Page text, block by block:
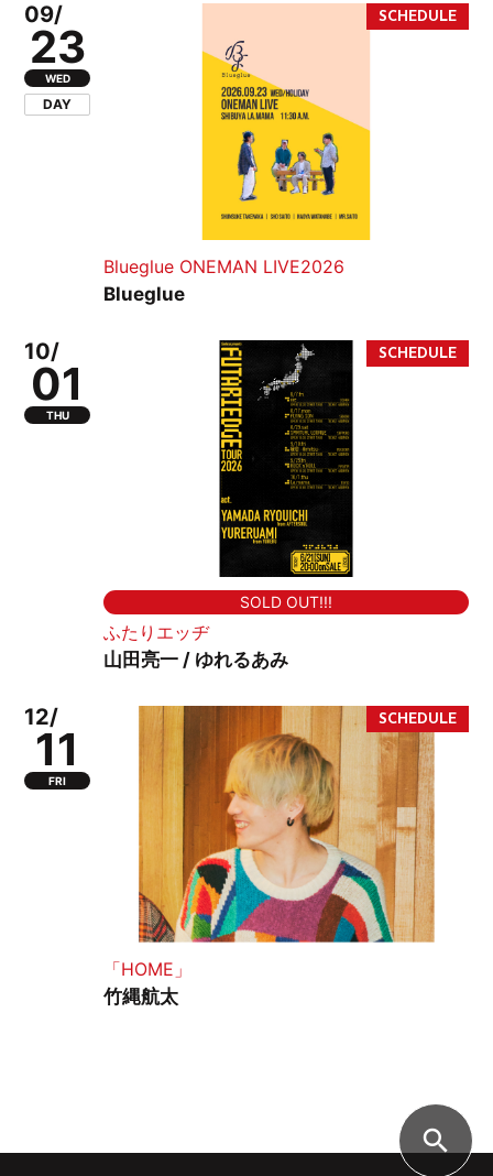
09/
23
WED
DAY
Blueglue ONEMAN LIVE2026
Blueglue
10/
01
THU
SOLD OUT!!!
ふたりエッヂ
山田亮一 / ゆれるあみ
12/
11
FRI
「HOME」
竹縄航太
search